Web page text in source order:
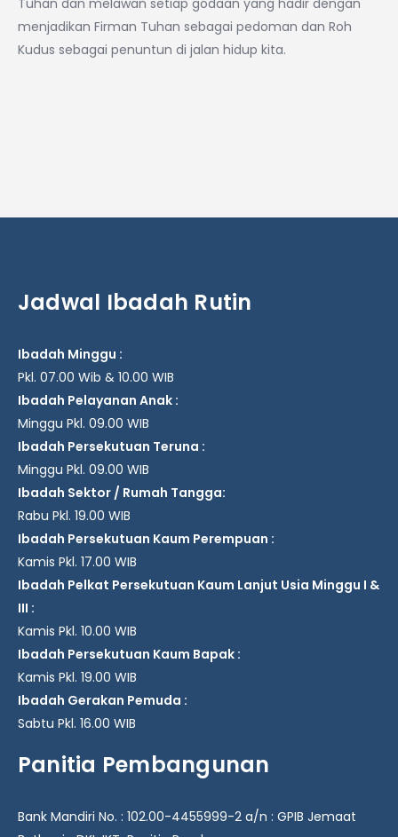
Tuhan dan melawan setiap godaan yang hadir dengan
menjadikan Firman Tuhan sebagai pedoman dan Roh
Kudus sebagai penuntun di jalan hidup kita.
Jadwal Ibadah Rutin
Ibadah Minggu :
Pkl. 07.00 Wib & 10.00 WIB
Ibadah Pelayanan Anak :
Minggu Pkl. 09.00 WIB
Ibadah Persekutuan Teruna :
Minggu Pkl. 09.00 WIB
Ibadah Sektor / Rumah Tangga:
Rabu Pkl. 19.00 WIB
Ibadah Persekutuan Kaum Perempuan :
Kamis Pkl. 17.00 WIB
Ibadah Pelkat Persekutuan Kaum Lanjut Usia Minggu I &
III :
Kamis Pkl. 10.00 WIB
Ibadah Persekutuan Kaum Bapak :
Kamis Pkl. 19.00 WIB
Ibadah Gerakan Pemuda :
Sabtu Pkl. 16.00 WIB
Panitia Pembangunan
Bank Mandiri No. : 102.00-4455999-2 a/n : GPIB Jemaat